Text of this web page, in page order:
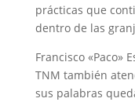
prácticas que
dentro de las
Francisco «Paco»
TNM también
sus palabras